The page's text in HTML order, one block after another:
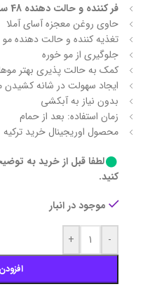
فر کننده و حالت دهنده 48 ساعته
حاوی روغن معجزه آسای آملا
تغذیه کننده و حالت دهنده مو
جلوگیری از مو خوره
کمک به حالت پذیری بهتر
ایجاد سهولت در شانه کشیدن
بدون نیاز به آبکشی
زمان استفاده: بعد از حمام
محصول اوریجینال خرید ترکیه
لطفا قبل از خرید به
کنید.
موجود در انبار
-
+